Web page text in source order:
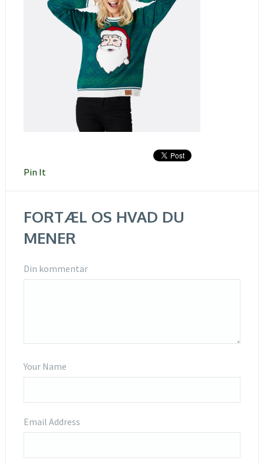
Pin It
FORTÆL OS HVAD DU
MENER
Din kommentar
Your Name
Email Address